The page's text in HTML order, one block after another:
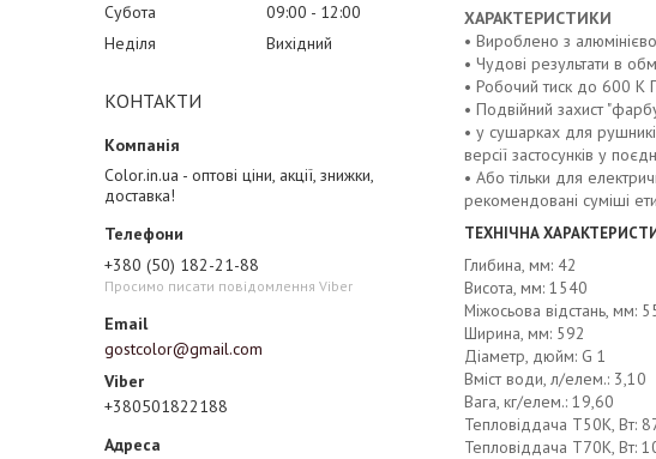
Субота
09:00
12:00
Неділя
Вихідний
КОНТАКТИ
Color.in.ua - оптові ціни, акції, знижки,
доставка!
+380 (50) 182-21-88
Просимо писати повідомлення Viber
gostcolor@gmail.com
+380501822188
ХАРАКТЕРИСТИКИ
• Вироблено з
• Чудові результати в
• Робочий тиск до 600 К
• Подвійний захист
• у сушарках для
версії застосунків у
• Або тільки для
рекомендовані суміші
ТЕХНІЧНА
Глибина, мм: 42
Висота, мм: 1540
Міжосьова відстань, мм:
Ширина, мм: 592
Діаметр, дюйм: G 1
Вміст води, л/елем.: 3,10
Вага, кг/елем.: 19,60
Тепловіддача Т50К, Вт:
Тепловіддача Т70К, Вт: